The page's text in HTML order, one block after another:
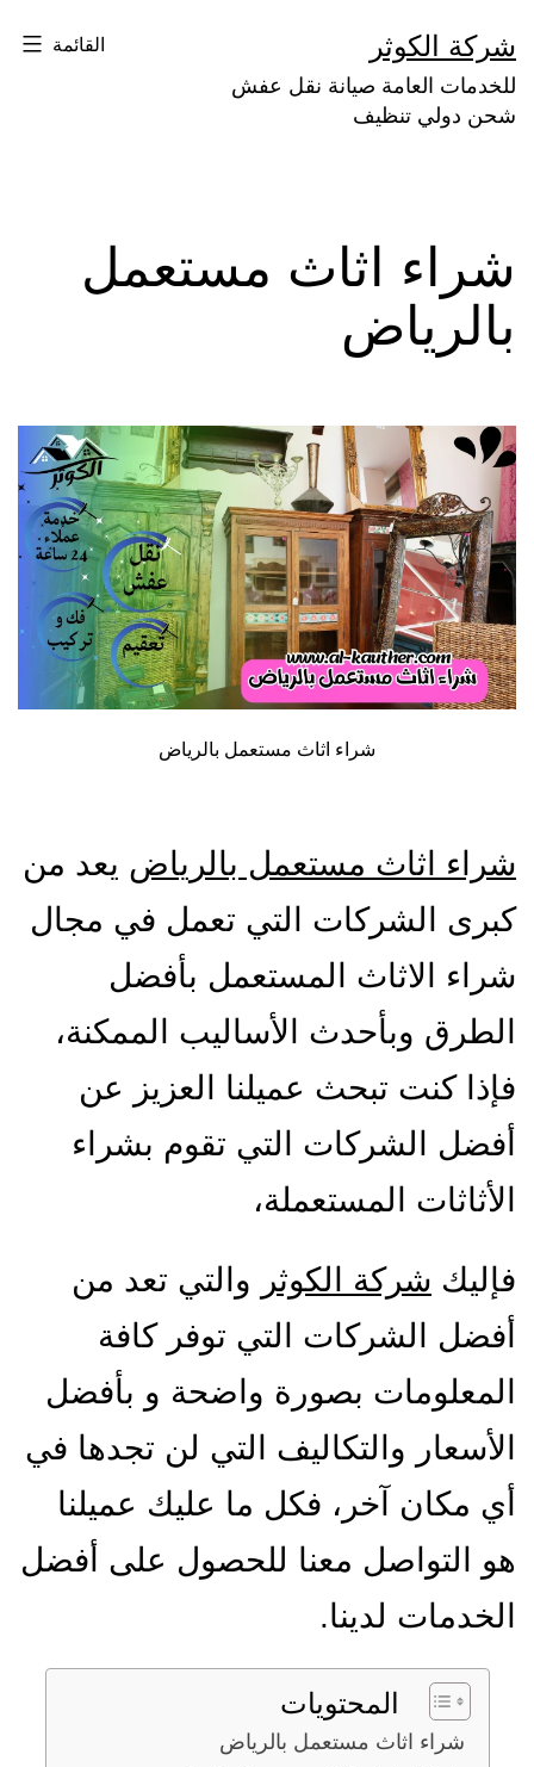
إلى
المحتوى
شركة الكوثر
للخدمات العامة صيانة نقل عفش
شحن دولي تنظيف
القائمة
شراء اثاث مستعمل
بالرياض
شراء اثاث مستعمل بالرياض
شراء اثاث مستعمل بالرياض يعد من
كبرى الشركات التي تعمل في مجال
شراء الاثاث المستعمل بأفضل
الطرق وبأحدث الأساليب الممكنة،
فإذا كنت تبحث عميلنا العزيز عن
أفضل الشركات التي تقوم بشراء
الأثاثات المستعملة،
فإليك شركة الكوثر والتي تعد من
أفضل الشركات التي توفر كافة
المعلومات بصورة واضحة و بأفضل
الأسعار والتكاليف التي لن تجدها في
أي مكان آخر، فكل ما عليك عميلنا
هو التواصل معنا للحصول على أفضل
الخدمات لدينا.
المحتويات
شراء اثاث مستعمل بالرياض